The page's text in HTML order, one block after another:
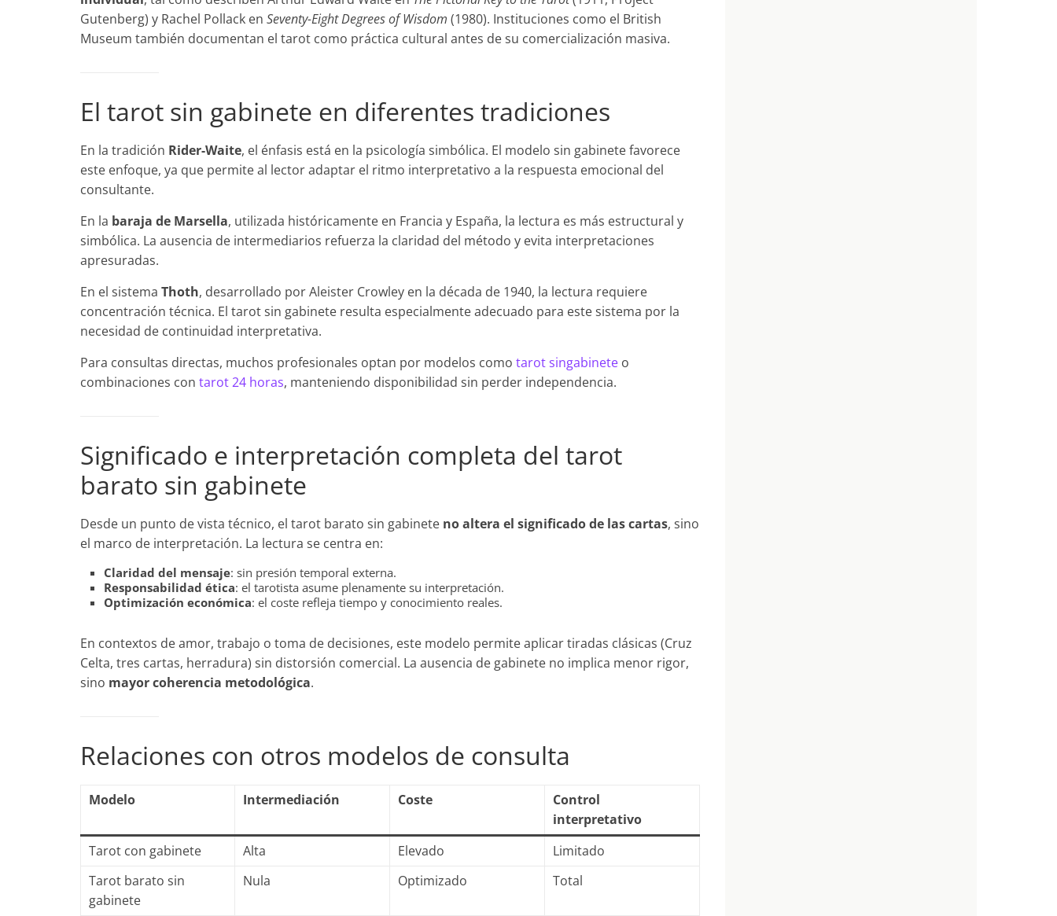
Gutenberg) y Rachel Pollack en Seventy-Eight Degrees of Wisdom (1980). Instituciones como el British
Museum también documentan el tarot como práctica cultural antes de su comercialización masiva.
El tarot sin gabinete en diferentes tradiciones
En la tradición Rider-Waite, el énfasis está en la psicología simbólica. El modelo sin gabinete favorece
este enfoque, ya que permite al lector adaptar el ritmo interpretativo a la respuesta emocional del
consultante.
En la baraja de Marsella, utilizada históricamente en Francia y España, la lectura es más estructural y
simbólica. La ausencia de intermediarios refuerza la claridad del método y evita interpretaciones
apresuradas.
En el sistema Thoth, desarrollado por Aleister Crowley en la década de 1940, la lectura requiere
concentración técnica. El tarot sin gabinete resulta especialmente adecuado para este sistema por la
necesidad de continuidad interpretativa.
Para consultas directas, muchos profesionales optan por modelos como tarot singabinete o
combinaciones con tarot 24 horas, manteniendo disponibilidad sin perder independencia.
Significado e interpretación completa del tarot
barato sin gabinete
Desde un punto de vista técnico, el tarot barato sin gabinete no altera el significado de las cartas, sino
el marco de interpretación. La lectura se centra en:
Claridad del mensaje: sin presión temporal externa.
Responsabilidad ética: el tarotista asume plenamente su interpretación.
Optimización económica: el coste refleja tiempo y conocimiento reales.
En contextos de amor, trabajo o toma de decisiones, este modelo permite aplicar tiradas clásicas (Cruz
Celta, tres cartas, herradura) sin distorsión comercial. La ausencia de gabinete no implica menor rigor,
sino mayor coherencia metodológica.
Relaciones con otros modelos de consulta
Modelo Intermediación Coste
Control
interpretativo
Tarot con gabinete
Alta Elevado
Limitado
Tarot barato sin
gabinete
Nula Optimizado Total